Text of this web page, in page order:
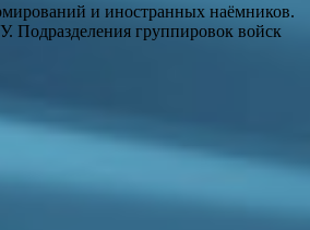
и иностранных наёмников.
Подразделения группировок войск